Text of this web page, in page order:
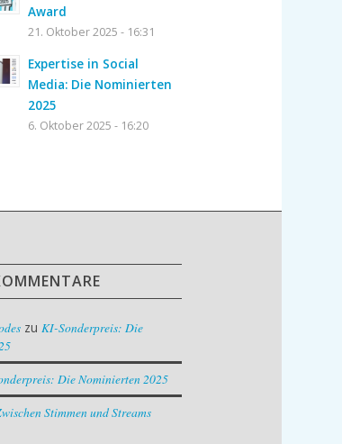
Award
21. Oktober 2025 - 16:31
Expertise in Social
Media: Die Nominierten
2025
6. Oktober 2025 - 16:20
zuKI-Sonderpreis: Die
Die Nominierten 2025
Stimmen und Streams